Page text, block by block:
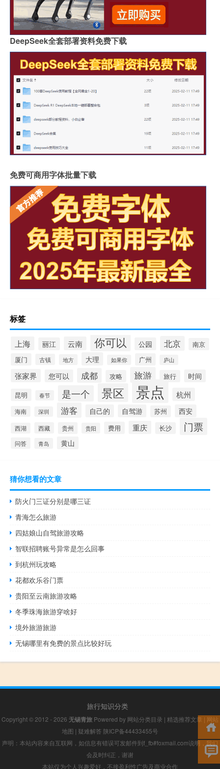
DeepSeek全套部署资料免费下载
免费可商用字体批量下载
标签
上海 丽江 云南 你可以 公园 北京
南京
厦门
古镇 地方 大理 如果你 广州 庐山
张家界 您可以 成都 攻略 旅游 旅行 时间
昆明 春节 是一个 景区 景点 杭州
海南 深圳 游客 自己的 自驾游 苏州 西安
西湖 西藏 贵州 贵阳 费用 重庆 长沙 门票
问答 青岛 黄山
猜你想看的文章
防火门三证分别是哪三证
青海怎么旅游
四姑娘山自驾旅游攻略
智联招聘账号异常是怎么回事
到杭州玩攻略
花都欢乐谷门票
贵阳至云南旅游攻略
冬季珠海旅游穿啥好
境外旅游旅游
无锡哪里有免费的景点比较好玩
旅行知识分类
Copyright © 2012 - 2026 无锡青旅 Powered by 网站分类目录 | 精选推荐文章 | 网站
地图 | 疑难解答 陕ICP备44433455号
声明：本站内容来自互联网，如信息有错误可发邮件到f_fb#foxmail.com说明，我们
会及时纠正，谢谢
本站仅为个人兴趣爱好，不接盈利性广告及商业合作